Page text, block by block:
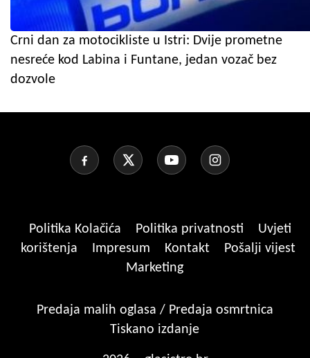
Crni dan za motocikliste u Istri: Dvije prometne
nesreće kod Labina i Funtane, jedan vozač bez
dozvole
Politika Kolačića Politika privatnosti
Uvjeti
korištenja
Impresum Kontakt
Pošalji vijest
Marketing
Predaja malih oglasa / Predaja osmrtnica
Tiskano izdanje